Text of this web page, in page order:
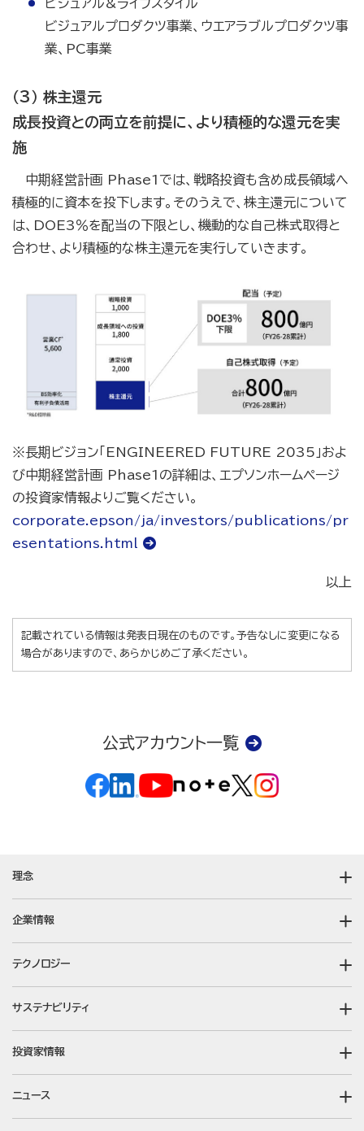
ビジュアル&ライフスタイル
ビジュアルプロダクツ事業、ウエアラブルプロダクツ事
業、PC事業
（3） 株主還元
成長投資との両立を前提に、より積極的な還元を実
施
中期経営計画 Phase1では、戦略投資も含め成長領域へ
積極的に資本を投下します。そのうえで、株主還元について
は、DOE3％を配当の下限とし、機動的な自己株式取得と
合わせ、より積極的な株主還元を実行していきます。
※長期ビジョン「ENGINEERED FUTURE 2035」およ
び中期経営計画 Phase1の詳細は、エプソンホームページ
の投資家情報よりご覧ください。
corporate.epson/ja/investors/publications/pr
esentations.html
以上
記載されている情報は発表日現在のものです。予告なしに変更になる
場合がありますので、あらかじめご了承ください。
公式アカウント一覧
理念
企業情報
テクノロジー
サステナビリティ
投資家情報
ニュース